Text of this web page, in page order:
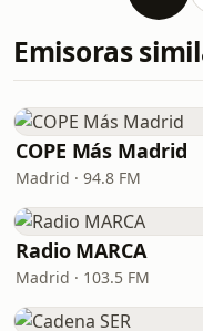
Emisoras
COPE Más Madrid
Madrid · 94.8 FM
Radio MARCA
Madrid · 103.5 FM